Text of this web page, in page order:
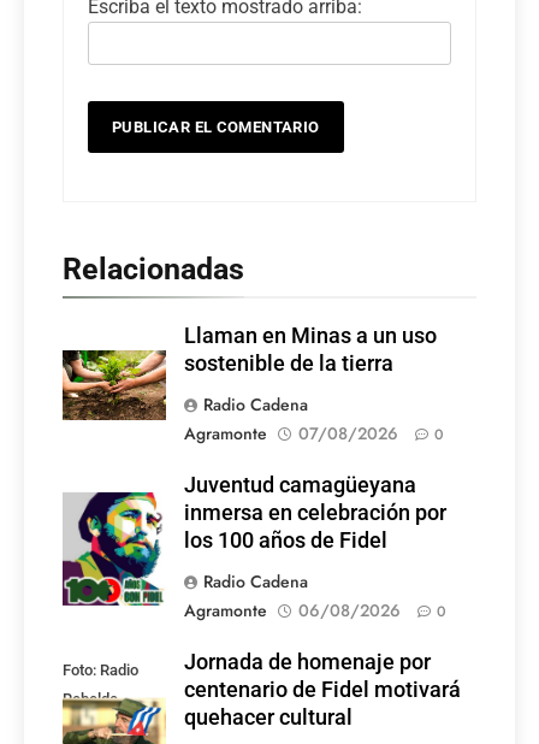
Escriba el texto mostrado arriba:
Relacionadas
Llaman en Minas a un uso
sostenible de la tierra
Radio Cadena
Agramonte
07/08/2026 0
Foto: Internet
Juventud camagüeyana
inmersa en celebración por
los 100 años de Fidel
Radio Cadena
Agramonte
06/08/2026 0
Foto: Radio
Rebelde
Jornada de homenaje por
centenario de Fidel motivará
quehacer cultural